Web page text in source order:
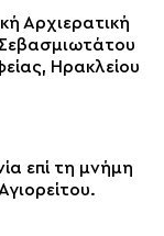
Αρχιερατική
Ηρακλείου
επί τη μνήμη